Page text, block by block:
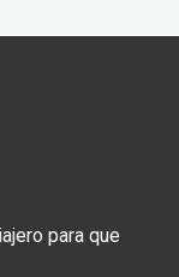
para que